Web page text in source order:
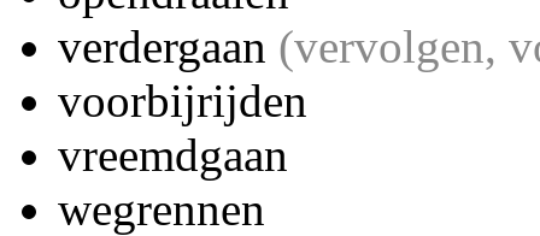
verdergaan (vervolgen,
voorbijrijden
vreemdgaan
wegrennen